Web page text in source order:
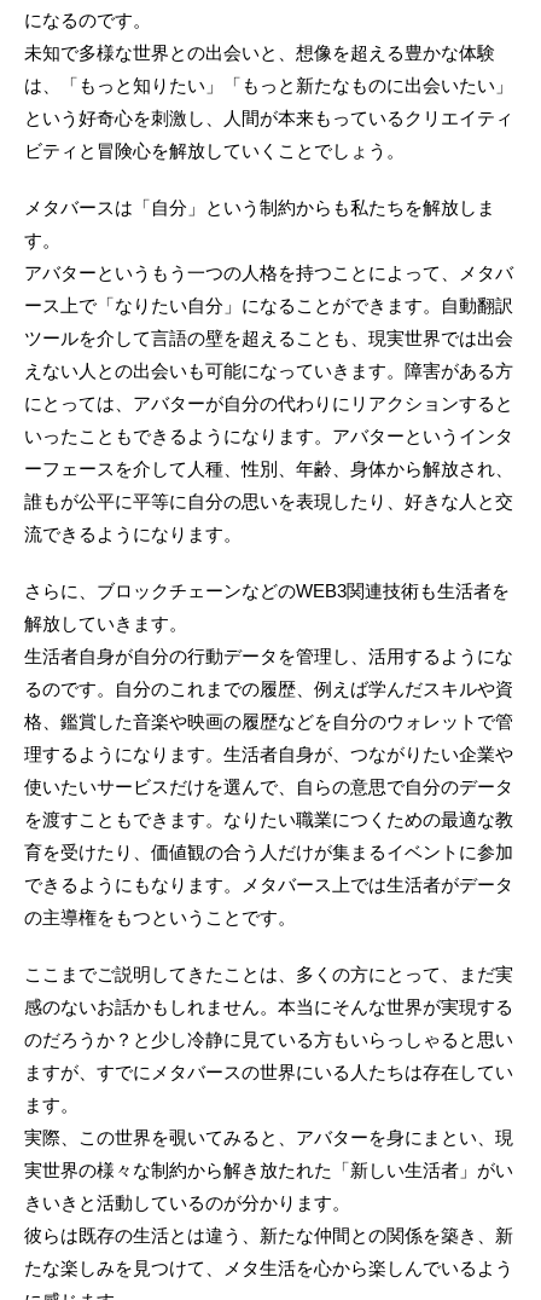
になるのです。
未知で多様な世界との出会いと、想像を超える豊かな体験
は、「もっと知りたい」「もっと新たなものに出会いたい」
という好奇心を刺激し、人間が本来もっているクリエイティ
ビティと冒険心を解放していくことでしょう。
メタバースは「自分」という制約からも私たちを解放しま
す。
アバターというもう一つの人格を持つことによって、メタバ
ース上で「なりたい自分」になることができます。自動翻訳
ツールを介して言語の壁を超えることも、現実世界では出会
えない人との出会いも可能になっていきます。障害がある方
にとっては、アバターが自分の代わりにリアクションすると
いったこともできるようになります。アバターというインタ
ーフェースを介して人種、性別、年齢、身体から解放され、
誰もが公平に平等に自分の思いを表現したり、好きな人と交
流できるようになります。
さらに、ブロックチェーンなどのWEB3関連技術も生活者を
解放していきます。
生活者自身が自分の行動データを管理し、活用するようにな
るのです。自分のこれまでの履歴、例えば学んだスキルや資
格、鑑賞した音楽や映画の履歴などを自分のウォレットで管
理するようになります。生活者自身が、つながりたい企業や
使いたいサービスだけを選んで、自らの意思で自分のデータ
を渡すこともできます。なりたい職業につくための最適な教
育を受けたり、価値観の合う人だけが集まるイベントに参加
できるようにもなります。メタバース上では生活者がデータ
の主導権をもつということです。
ここまでご説明してきたことは、多くの方にとって、まだ実
感のないお話かもしれません。本当にそんな世界が実現する
のだろうか？と少し冷静に見ている方もいらっしゃると思い
ますが、すでにメタバースの世界にいる人たちは存在してい
ます。
実際、この世界を覗いてみると、アバターを身にまとい、現
実世界の様々な制約から解き放たれた「新しい生活者」がい
きいきと活動しているのが分かります。
彼らは既存の生活とは違う、新たな仲間との関係を築き、新
たな楽しみを見つけて、メタ生活を心から楽しんでいるよう